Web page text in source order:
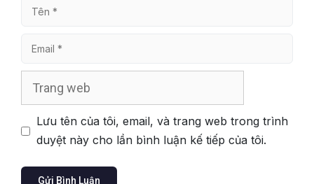
Tên
Email
Lưu tên của tôi, email, và trang web trong trình
duyệt này cho lần bình luận kế tiếp của tôi.